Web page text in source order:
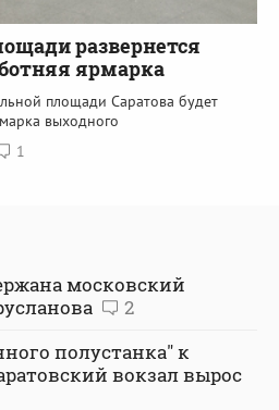
развернется
ярмарка
площади Саратова будет
выходного
1
московский
2
полустанка" к
вокзал вырос